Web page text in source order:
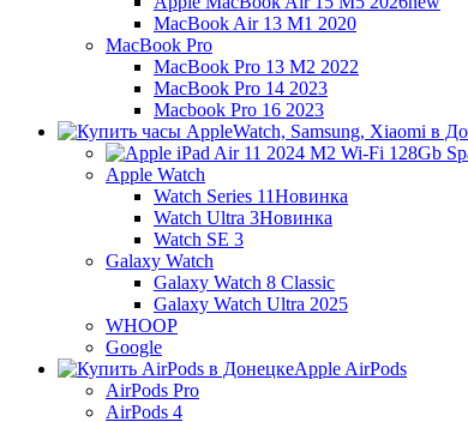
MacBook Air 13 M1 2020
MacBook Pro
MacBook Pro 13 M2 2022
MacBook Pro 14 2023
Macbook Pro 16 2023
Apple Watch
Watch Series 11Новинка
Watch Ultra 3Новинка
Watch SE 3
Galaxy Watch
Galaxy Watch 8 Classic
Galaxy Watch Ultra 2025
WHOOP
Google
Apple AirPods
AirPods Pro
AirPods 4